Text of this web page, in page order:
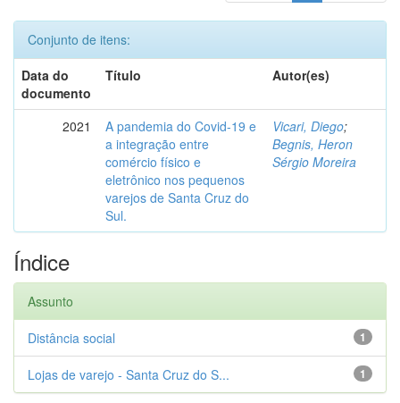
Conjunto de itens:
Data do
documento
Título Autor(es)
2021
A pandemia do Covid-19 e
a integração entre
comércio físico e
eletrônico nos pequenos
varejos de Santa Cruz do
Sul.
Vicari, Diego;
Begnis, Heron
Sérgio Moreira
Índice
Assunto
1
Distância social
1
Lojas de varejo - Santa Cruz do S...